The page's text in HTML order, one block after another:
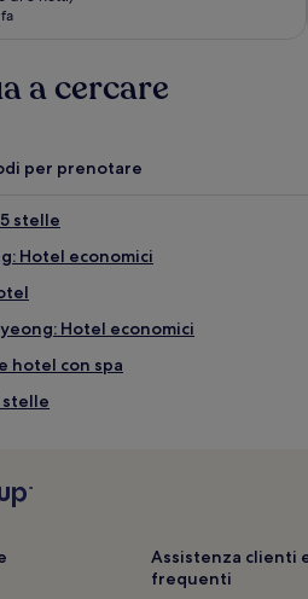
a cercare
per prenotare
stelle
Hotel economici
Hotel economici
hotel con spa
stelle
Dongnae: hotel nelle vicinanze
Jaesong: hotel nelle vicinanze
Kkangtong: hotel nelle vicinanze
Assistenza clienti
frequenti